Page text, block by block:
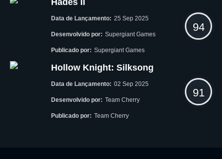
Hades II
Data de Lançamento: 25 Sep 2025
Desenvolvido por: Supergiant Games
Publicado por: Supergiant Games
94
Hollow Knight: Silksong
Data de Lançamento: 02 Sep 2025
Desenvolvido por: Team Cherry
Publicado por: Team Cherry
91